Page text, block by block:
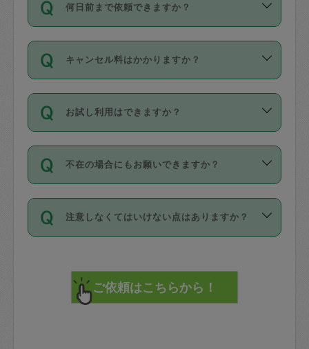
時間も被らない場合、損害保険の対象外
社員など様々なバックグラウンドの方が
登録しています。
日本語も話せる方など様々です。
ールに記載していますので、各自の得意
を依頼してください。
確認しています。タスカジさんトレーニ
ング動画を使ったセルフトレーニングの
現場トライアルを受け、合格したタスカ
ジさんが活動されています。
※テストセンターの講評は１件目のレビュ
参考
【詳細】タスカジさんの登録に際
を通して成立した作業時間内での作業に
適用されます。作業範囲は、掃除、洗
です。作業中に物を壊したり、人にけが
をさせたりした場合が対象で、補償金額
す。
写真を撮り、
詳細FAQ：
損害賠償保険について教えて
何日前まで依頼できますか？
ご依頼は、現在を起点に3日後（72時間
以降）の日時から受付可能となっていま
す。
タスカジさんへ「募集」をかけることが
可能です。
キャンセル料はかかりますか？
キャンセル料には、以下の2種類がありま
す。
1. 直前キャンセル（定期、スポット契約
共通）
72時間を超える※と、以下のキャンセル
料が発生します。
直前キャンセル料：
72時間前〜24時間前＝依頼料金の50%
お試し利用はできますか？
「お試し利用」というメニューはありま
せんが、「一回のみ」依頼を活用するこ
とによって、気に入ったタスカジさんを
まず、条件の合う気になるタスカジさ
みてください。
その後、一番気に入ったタスカジさんに
不在の場合にもお願いできますか？
不在の場合の作業はタスカジさんの同意
が必要です。数回の依頼ののち、タスカ
ジさんと依頼者の間で十分な信頼関係が
てください。
不在時に部屋に入るためにタスカジさん
注意しなくてはいけない点はありますか？
で、必ず鍵のかかるロッカーや金庫に入
れて依頼者の責任の元管理するよう心掛
けてください。